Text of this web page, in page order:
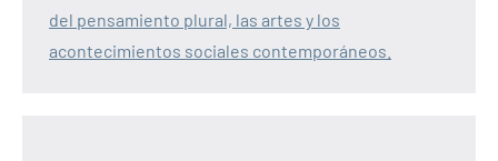
del pensamiento plural, las artes y los
acontecimientos sociales contemporáneos.